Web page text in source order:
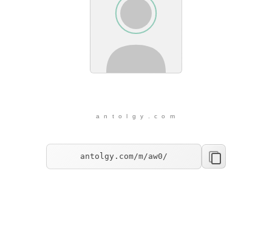
a n t o l g y . c o m